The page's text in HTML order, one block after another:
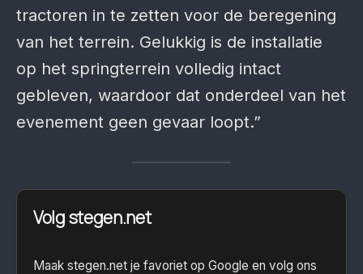
tractoren in te zetten voor de beregening
van het terrein. Gelukkig is de installatie
op het springterrein volledig intact
gebleven, waardoor dat onderdeel van het
evenement geen gevaar loopt.”
Volg stegen.net
Maak stegen.net je favoriet op Google en volg ons